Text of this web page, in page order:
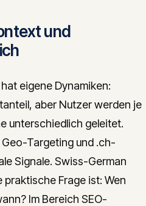
und
eigene Dynamiken:
aber Nutzer werden je
unterschiedlich geleitet.
Targeting und .ch-
Signale. Swiss-German
Frage ist: Wen
Im Bereich SEO-